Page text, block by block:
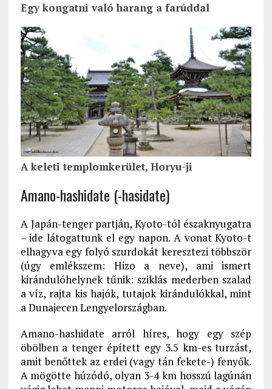
Egy kongatni való harang a farúddal
A keleti templomkerület, Horyu-ji
Amano-hashidate (-hasidate)
A Japán-tenger partján, Kyoto-tól északnyugatra
– ide látogattunk el egy napon. A vonat Kyoto-t
elhagyva egy folyó szurdokát keresztezi többször
(úgy emlékszem: Hizo a neve), ami ismert
kirándulóhelynek tűnik: sziklás mederben szalad
a víz, rajta kis hajók, tutajok kirándulókkal, mint
a Dunajecen Lengyelországban.
Amano-hashidate arról híres, hogy egy szép
öbölben a tenger épített egy 3.5 km-es turzást,
amit benőttek az erdei (vagy tán fekete-) fenyők.
A mögötte húzódó, olyan 3-4 km hosszú lagúnán